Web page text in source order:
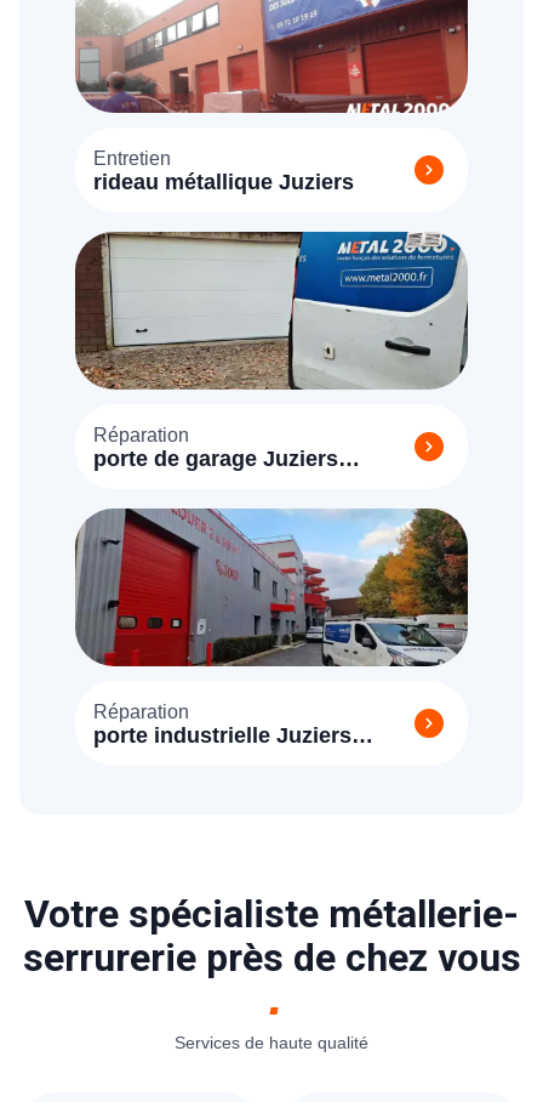
Entretien
rideau métallique Juziers
Réparation
porte de garage Juziers
Réparation
porte industrielle Juziers
Votre spécialiste métallerie-
serrurerie près de chez vous
Services de haute qualité